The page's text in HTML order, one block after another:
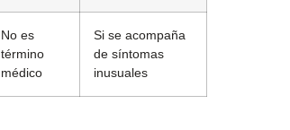
No es
término
médico
Si se acompaña
de síntomas
inusuales